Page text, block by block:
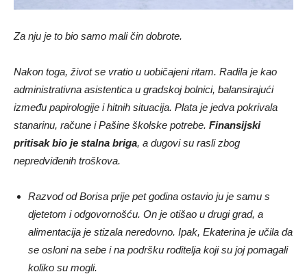
Za nju je to bio samo mali čin dobrote.
Nakon toga, život se vratio u uobičajeni ritam. Radila je kao
administrativna asistentica u gradskoj bolnici, balansirajući
između papirologije i hitnih situacija. Plata je jedva pokrivala
stanarinu, račune i Pašine školske potrebe. Finansijski
pritisak bio je stalna briga, a dugovi su rasli zbog
nepredviđenih troškova.
Razvod od Borisa prije pet godina ostavio ju je samu s
djetetom i odgovornošću. On je otišao u drugi grad, a
alimentacija je stizala neredovno. Ipak, Ekaterina je učila da
se osloni na sebe i na podršku roditelja koji su joj pomagali
koliko su mogli.